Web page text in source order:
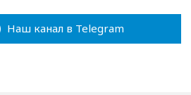
Наш канал в Telegram